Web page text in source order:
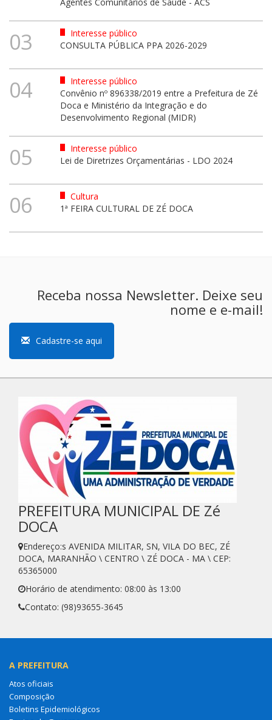
Agentes Comunitários de Saúde - ACS
03
Interesse público
CONSULTA PÚBLICA PPA 2026-2029
04
Interesse público
Convênio nº 896338/2019 entre a Prefeitura de Zé
Doca e Ministério da Integração e do
Desenvolvimento Regional (MIDR)
05
Interesse público
Lei de Diretrizes Orçamentárias - LDO 2024
06
Cultura
1ª FEIRA CULTURAL DE ZÉ DOCA
Receba nossa Newsletter. Deixe seu
nome e e-mail!
Cadastre-se aqui
PREFEITURA MUNICIPAL DE Zé
DOCA
Endereço:s AVENIDA MILITAR, SN, VILA DO BEC, ZÉ
DOCA, MARANHÃO \ CENTRO \ ZÉ DOCA - MA \ CEP:
65365000
Horário de atendimento: 08:00 às 13:00
Contato: (98)93655-3645
A PREFEITURA
Atos oficiais
Composição
Boletins Epidemiológicos